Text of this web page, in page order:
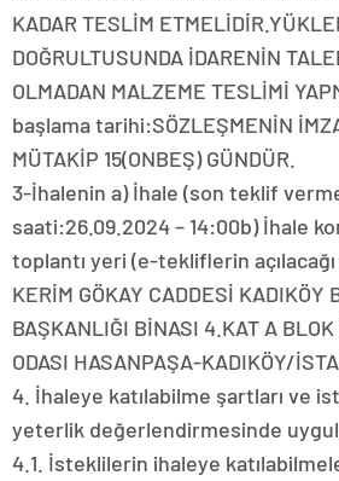
KADAR TESLİM
DOĞRULTUSUNDA İDARENİN
OLMADAN MALZEME TESLİMİ
başlama tarihi:SÖZLEŞMENİN
MÜTAKİP 15(ONBEŞ) GÜNDÜR.
3-İhalenin a) İhale (son teklif
saati:26.09.2024 – 14:00b) İhale
toplantı yeri (e-tekliflerin
KERİM GÖKAY CADDESİ KADIKÖY
BAŞKANLIĞI BİNASI 4.KAT A
ODASI HASANPAŞA-KADIKÖY/
4. İhaleye katılabilme şartları ve
yeterlik değerlendirmesinde
4.1. İsteklilerin ihaleye